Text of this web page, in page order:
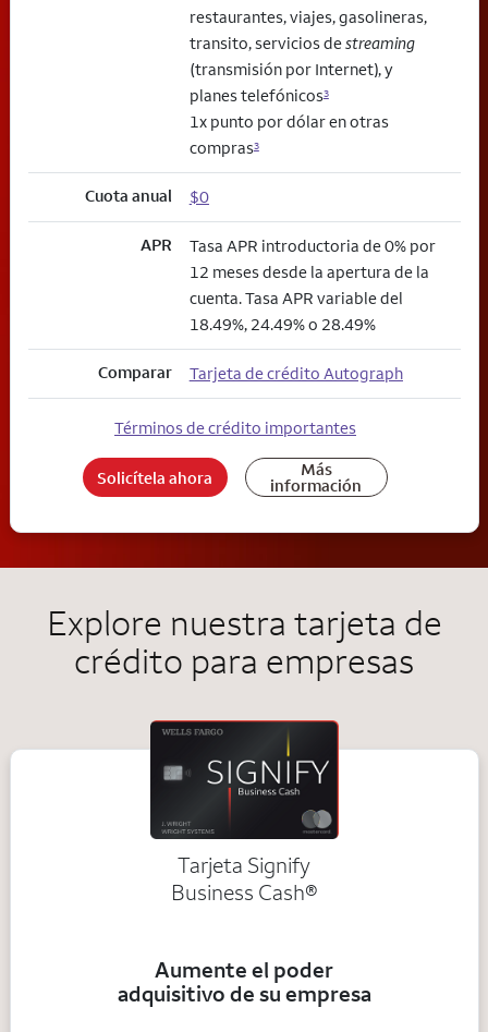
restaurantes, viajes, gasolineras,
transito, servicios destreaming
(transmisión por Internet), y
planes telefónicos3
1x punto por dólar en otras
compras3
Cuota anual $0
APR
Tasa APR introductoria de 0% por
12 meses desde la apertura de la
cuenta. Tasa APR variable del
18.49%, 24.49% o 28.49%
Comparar Tarjeta de crédito Autograph
Términos de crédito importantes
Solicítela ahora Más
información
Explore nuestra tarjeta de
crédito para empresas
Tarjeta Signify
Business Cash®
Aumente el poder
adquisitivo de su empresa